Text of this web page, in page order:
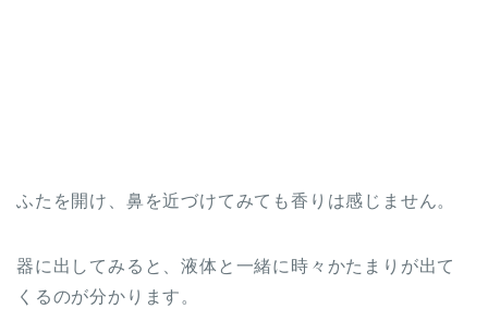
ふたを開け、鼻を近づけてみても香りは感じません。
器に出してみると、液体と一緒に時々かたまりが出て
くるのが分かります。